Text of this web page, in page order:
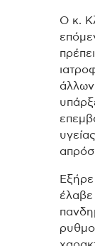
Ο κ.
άλλων